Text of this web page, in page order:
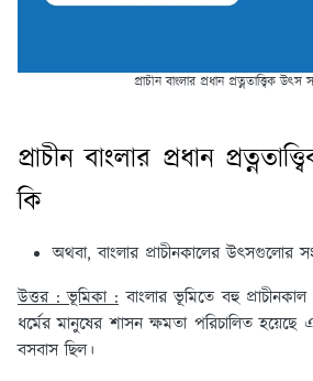
প্রাচীন বাংলার প্রধান প্রত্নতাত্ত্বিক
প্রাচীন বাংলার প্রধান
কি
অথবা, বাংলার প্রাচীনকালের উৎসগুলোর
উত্তর : ভূমিকা :বাংলার ভূমিতে বহু প্রাচীনকাল
ধর্মের মানুষের শাসন ক্ষমতা পরিচালিত হয়েছে
বসবাস ছিল।